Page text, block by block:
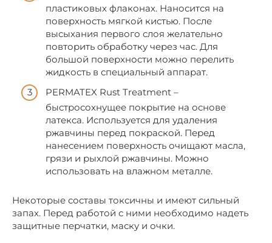
пластиковых флаконах. Наносится на
поверхность мягкой кистью. После
высыхания первого слоя желательно
повторить обработку через час. Для
большой поверхности можно перелить
жидкость в специальный аппарат.
PERMATEX Rust Treatment –
быстросохнущее покрытие на основе
латекса. Используется для удаления
ржавчины перед покраской. Перед
нанесением поверхность очищают масла,
грязи и рыхлой ржавчины. Можно
использовать на влажном металле.
Некоторые составы токсичны и имеют сильный
запах. Перед работой с ними необходимо надеть
защитные перчатки, маску и очки.